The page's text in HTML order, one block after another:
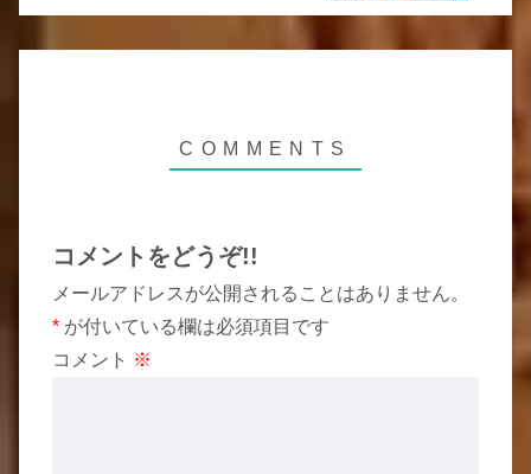
コメントをどうぞ!!
メールアドレスが公開されることはありません。
* が付いている欄は必須項目です
コメント ※